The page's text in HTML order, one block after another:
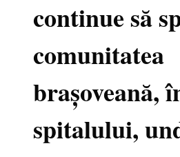
continue să
comunitatea
brașoveană,
spitalului,